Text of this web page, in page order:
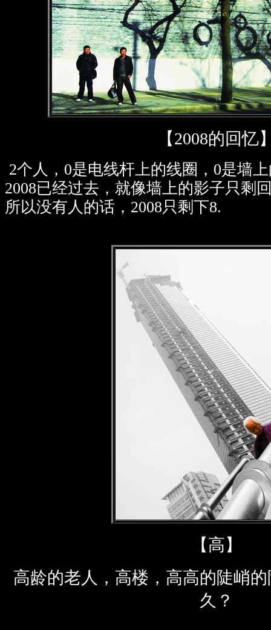
【2008的回忆
2个人，0是电线杆上的线圈，0是墙
2008已经过去，就像墙上的影子只剩
所以没有人的话，2008只剩下8.
【高】
高龄的老人，高楼，高高的陡峭
久？